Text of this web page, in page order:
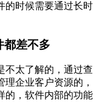
的时候需要通过长时
差不多
太了解的，通过查
企业客户资源的，
的，软件内部的功能